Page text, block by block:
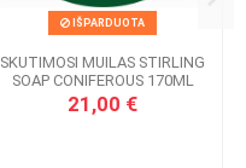
IŠPARDUOTA
SKUTIMOSI MUILAS STIRLING
SOAP CONIFEROUS 170ML
21,00 €